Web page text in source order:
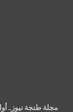
مجلة طنجة نيوز..